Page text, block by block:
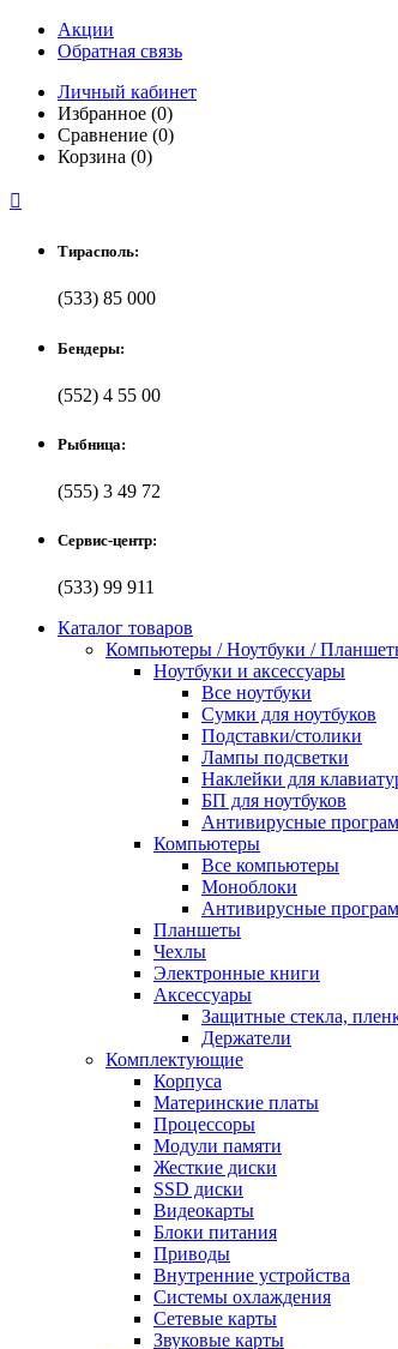
Акции
Обратная связь
Личный кабинет
Избранное (0)
Сравнение (0)
Корзина (0)

Тирасполь:
(533) 85 000
Бендеры:
(552) 4 55 00
Рыбница:
(555) 3 49 72
Сервис-центр:
(533) 99 911
Каталог товаров
Компьютеры / Ноутбуки /
Ноутбуки и аксессуары
Все ноутбуки
Сумки для ноутбуков
Подставки/столики
Лампы подсветки
Наклейки для
БП для ноутбуков
Антивирусные
Компьютеры
Все компьютеры
Моноблоки
Антивирусные
Планшеты
Чехлы
Электронные книги
Аксессуары
Защитные стекла,
Держатели
Комплектующие
Корпуса
Материнские платы
Процессоры
Модули памяти
Жесткие диски
SSD диски
Видеокарты
Блоки питания
Приводы
Внутренние устройства
Системы охлаждения
Сетевые карты
Звуковые карты